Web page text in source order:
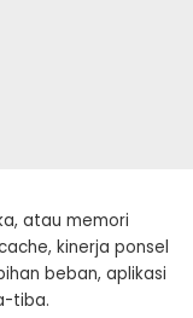
atau memori
kinerja ponsel
beban, aplikasi
tiba.